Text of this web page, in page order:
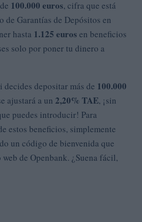
100.000 euros, cifra que está
de Garantías de Depósitos en
hasta 1.125 euros en beneficios
solo por poner tu dinero a
decides depositar más de 100.000
ajustará a un 2,20% TAE, ¡sin
puedes introducir! Para
estos beneficios, simplemente
un código de bienvenida que
de Openbank. ¿Suena fácil,